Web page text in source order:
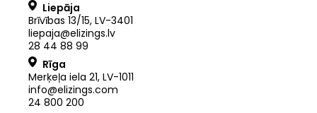
Liepāja
Brīvības 13/15, LV-3401
liepaja@elizings.lv
28 44 88 99
Rīga
Merķeļa iela 21, LV-1011
info@elizings.com
24 800 200